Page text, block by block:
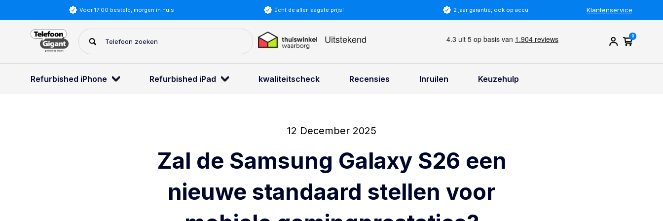
Voor 17:00 besteld, morgen in huis Écht de aller laagste prijs! 2 jaar garantie, ook op accu Klantenservice
0
Refurbished iPhone Refurbished iPad kwaliteitscheck Recensies Inruilen Keuzehulp
12 December 2025
Zal de Samsung Galaxy S26 een
nieuwe standaard stellen voor